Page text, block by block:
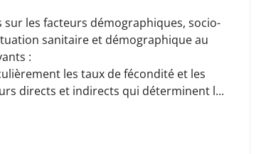
sur les facteurs démographiques, socio-
sanitaire et démographique au
:
les taux de fécondité et les
directs et indirects qui déterminent l...